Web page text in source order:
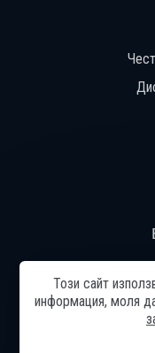
Общи условия
Контакти
Този сайт
информация, моля